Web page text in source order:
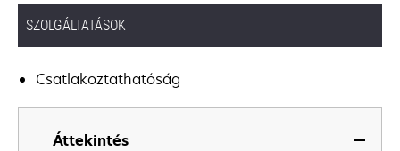
SZOLGÁLTATÁSOK
Csatlakoztathatóság
Áttekintés